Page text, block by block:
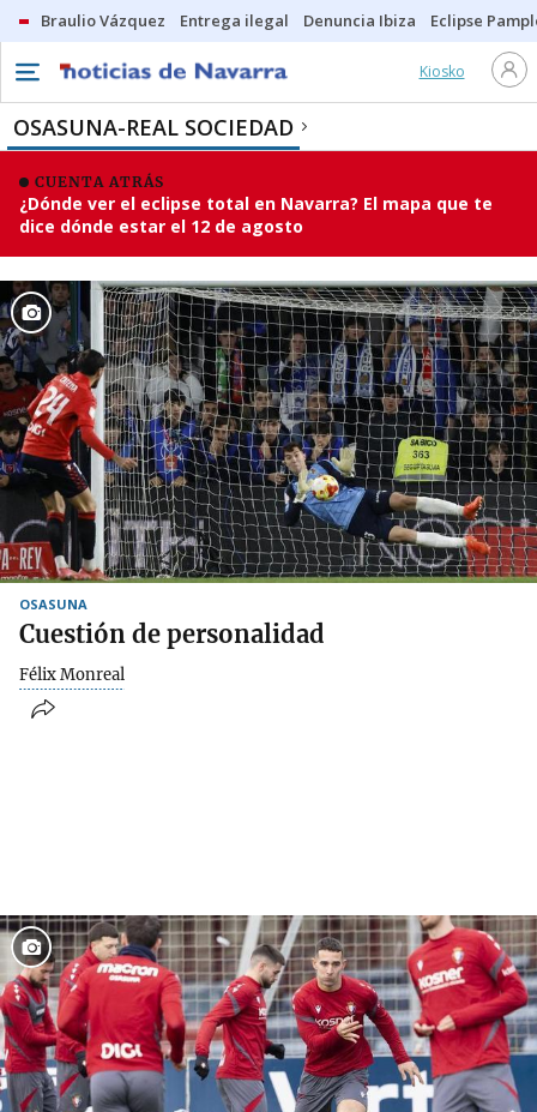
Braulio Vázquez Entrega ilegal Denuncia Ibiza Eclipse
Kiosko
OSASUNA-REAL SOCIEDAD
CUENTA ATRÁS
¿Dónde ver el eclipse total en Navarra? El mapa que te
dice dónde estar el 12 de agosto
OSASUNA
Cuestión de personalidad
Félix Monreal